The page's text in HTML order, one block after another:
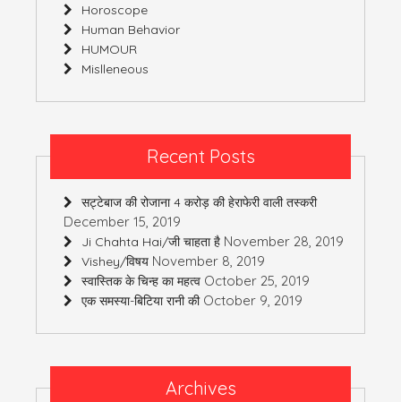
Horoscope
Human Behavior
HUMOUR
Mislleneous
Recent Posts
सट्टेबाज की रोजाना 4 करोड़ की हेराफेरी वाली तस्करी
December 15, 2019
Ji Chahta Hai/जी चाहता है November 28, 2019
Vishey/विषय November 8, 2019
स्वास्तिक के चिन्ह का महत्व October 25, 2019
एक समस्या-बिटिया रानी की October 9, 2019
Archives